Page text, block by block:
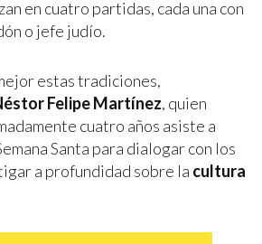
en cuatro partidas, cada una con
o jefe judío.
estas tradiciones,
Felipe Martínez, quien
cuatro años asiste a
Santa para dialogar con los
a profundidad sobre la cultura